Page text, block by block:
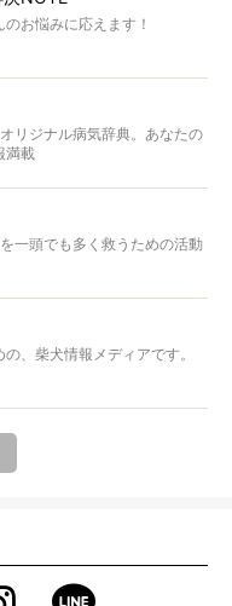
お悩みに応えます！
リジナル病気辞典。あなたの
満載
一頭でも多く救うための活動
、柴犬情報メディアです。